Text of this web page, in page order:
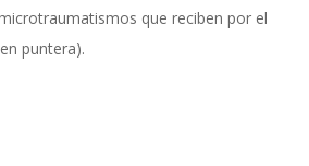
que reciben por el
puntera).